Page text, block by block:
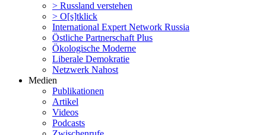
> Russland verstehen
> O[s]tklick
Inter­na­tional Expert Network Russia
Östliche Partner­schaft Plus
Ökolo­gische Moderne
Liberale Demokratie
Netzwerk Nahost
Medien
Publi­ka­tionen
Artikel
Videos
Podcasts